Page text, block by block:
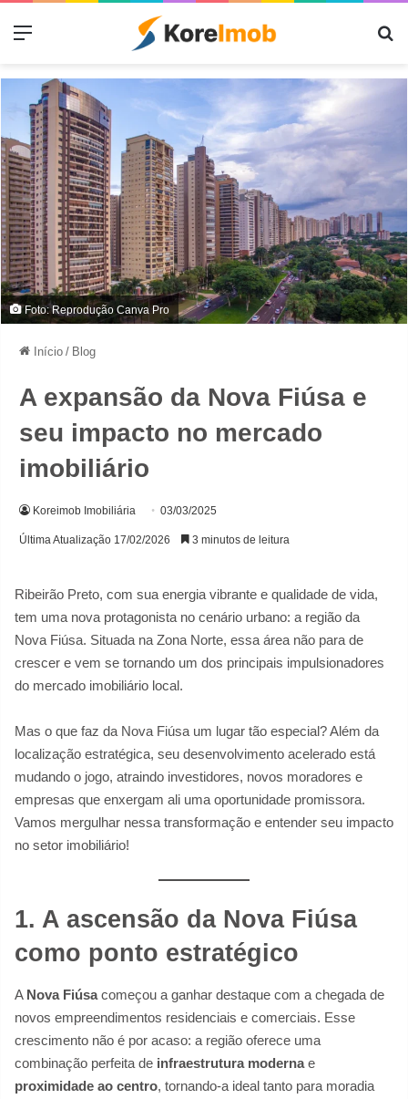
Menu
Foto: Reprodução Canva Pro
Início / Blog
A expansão da Nova Fiúsa e
seu impacto no mercado
imobiliário
Koreimob Imobiliária 03/03/2025
Última Atualização 17/02/2026 3 minutos de leitura
Ribeirão Preto, com sua energia vibrante e qualidade de vida,
tem uma nova protagonista no cenário urbano: a região da
Nova Fiúsa. Situada na Zona Norte, essa área não para de
crescer e vem se tornando um dos principais impulsionadores
do mercado imobiliário local.
Mas o que faz da Nova Fiúsa um lugar tão especial? Além da
localização estratégica, seu desenvolvimento acelerado está
mudando o jogo, atraindo investidores, novos moradores e
empresas que enxergam ali uma oportunidade promissora.
Vamos mergulhar nessa transformação e entender seu impacto
no setor imobiliário!
1. A ascensão da Nova Fiúsa
como ponto estratégico
A Nova Fiúsacomeçou a ganhar destaque com a chegada de
novos empreendimentos residenciais e comerciais. Esse
crescimento não é por acaso: a região oferece uma
combinação perfeita de infraestrutura modernae
proximidade ao centro, tornando-a ideal tanto para moradia